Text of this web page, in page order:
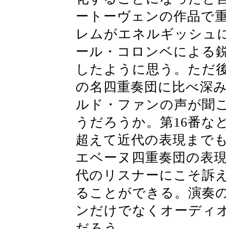
ートーヴェンの作品で
レムがエネルギッシュ
ール・コロンベによる
したように思う。ただ
の名四重奏団に比べ深
ルド・ファンの声が聞
うだろうか。第16番な
超えて近代の表現まで
エベーヌ四重奏団の表
代のリスナーにこそ訴
ることができる。演奏
ンだけでなくオーディ